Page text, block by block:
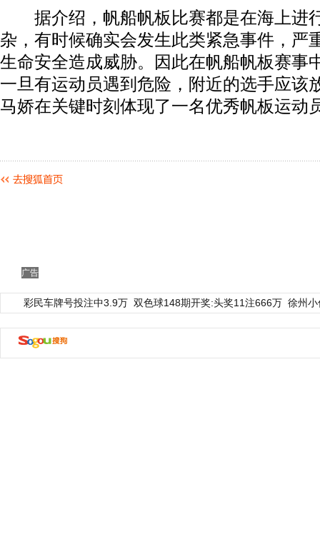
据介绍，帆船帆板比赛都是在海上进
杂，有时候确实会发生此类紧急事件，严
生命安全造成威胁。因此在帆船帆板赛事
一旦有运动员遇到危险，附近的选手应该
马娇在关键时刻体现了一名优秀帆板运动
广告
彩民车牌号投注中3.9万 双色球148期开奖:头奖11注666万 徐州